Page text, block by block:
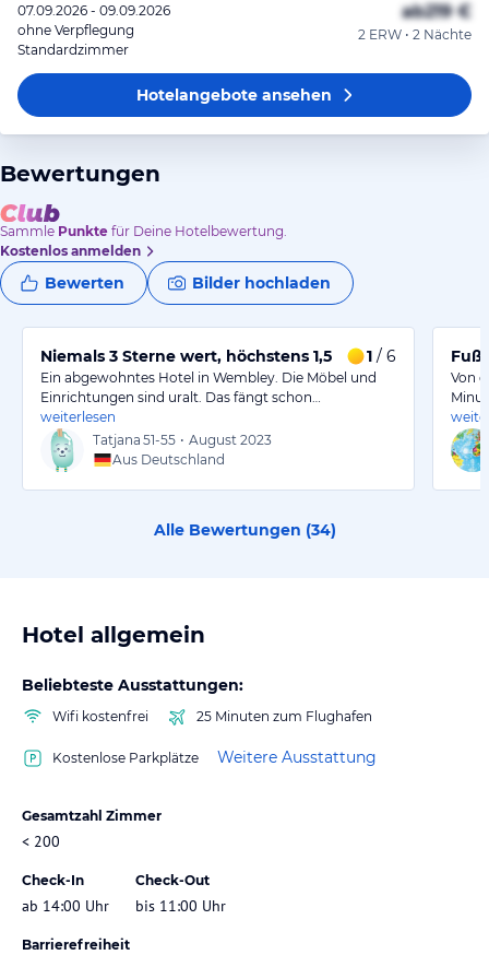
07.09.2026 - 09.09.2026
ohne Verpflegung
Standardzimmer
ab219 €
2 ERW • 2 Nächte
Hotelangeboteansehen
Bewertungen
Sammle Punkte für Deine Hotelbewertung.
Kostenlos anmelden
Bewerten Bilder hochladen
Niemals 3 Sterne wert, höchstens 1,5 1 / 6
Ein abgewohntes Hotel in Wembley. Die Möbel und
Einrichtungen sind uralt. Das fängt schon…
weiterlesen
Tatjana 51-55 • August 2023
Aus Deutschland
Von
Alle Bewertungen (34)
Hotel allgemein
Beliebteste Ausstattungen:
Wifi kostenfrei 25 Minuten zum Flughafen
Kostenlose Parkplätze Weitere Ausstattung
Gesamtzahl Zimmer
< 200
Check-In
ab 14:00 Uhr
Check-Out
bis 11:00 Uhr
Barrierefreiheit